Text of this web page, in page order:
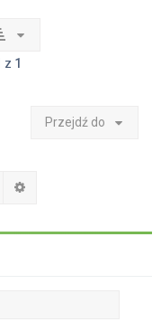
z 1
Przejdź do
Szukaj